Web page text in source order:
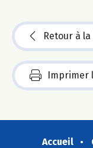
Retour à
Imprimer
Accueil